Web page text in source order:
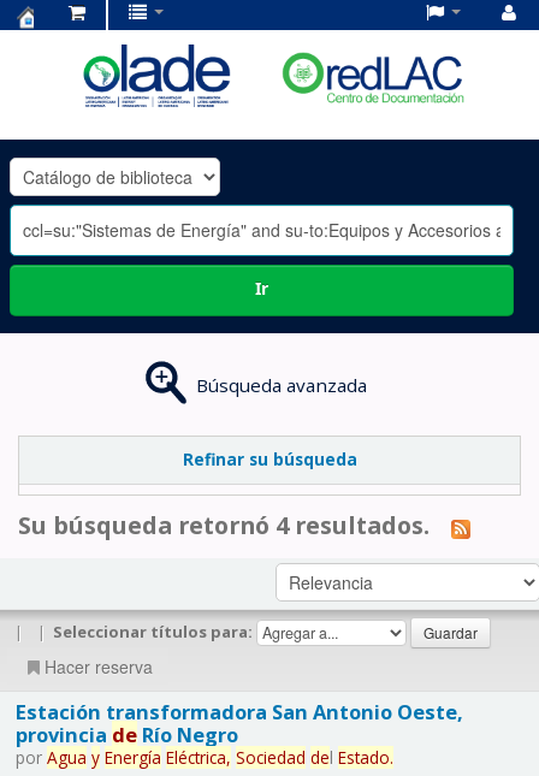
OLADE
-
Ir
Búsqueda avanzada
Refinar su búsqueda
Su búsqueda retornó 4 resultados.
| | Seleccionar títulos para:
Hacer reserva
Estación transformadora San Antonio Oeste,
provincia deRío Negro
por Agua y Energía Eléctrica, Sociedad del Estado.